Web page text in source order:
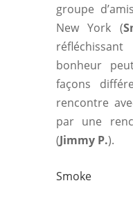
groupe
New York (
bonheur
façons
rencontre
par une
(Jimmy P.).
Smoke